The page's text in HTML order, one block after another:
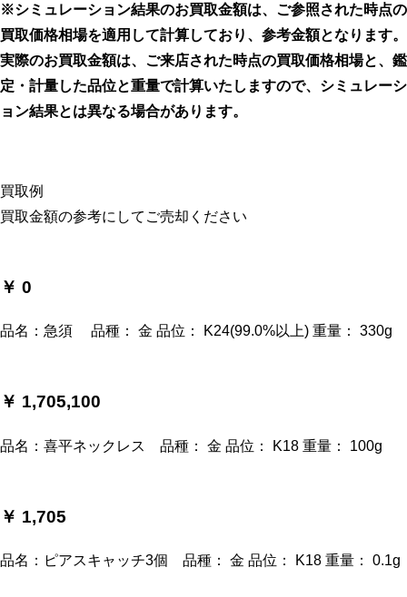
※シミュレーション結果のお買取金額は、ご参照された時点の
買取価格相場を適用して計算しており、参考金額となります。
実際のお買取金額は、ご来店された時点の買取価格相場と、鑑
定・計量した品位と重量で計算いたしますので、シミュレーシ
ョン結果とは異なる場合があります。
買取例
買取金額の参考にしてご売却ください
￥ 0
品名：急須 品種： 金 品位： K24(99.0%以上) 重量： 330g
￥ 1,705,100
品名：喜平ネックレス 品種： 金 品位： K18 重量： 100g
￥ 1,705
品名：ピアスキャッチ3個 品種： 金 品位： K18 重量： 0.1g